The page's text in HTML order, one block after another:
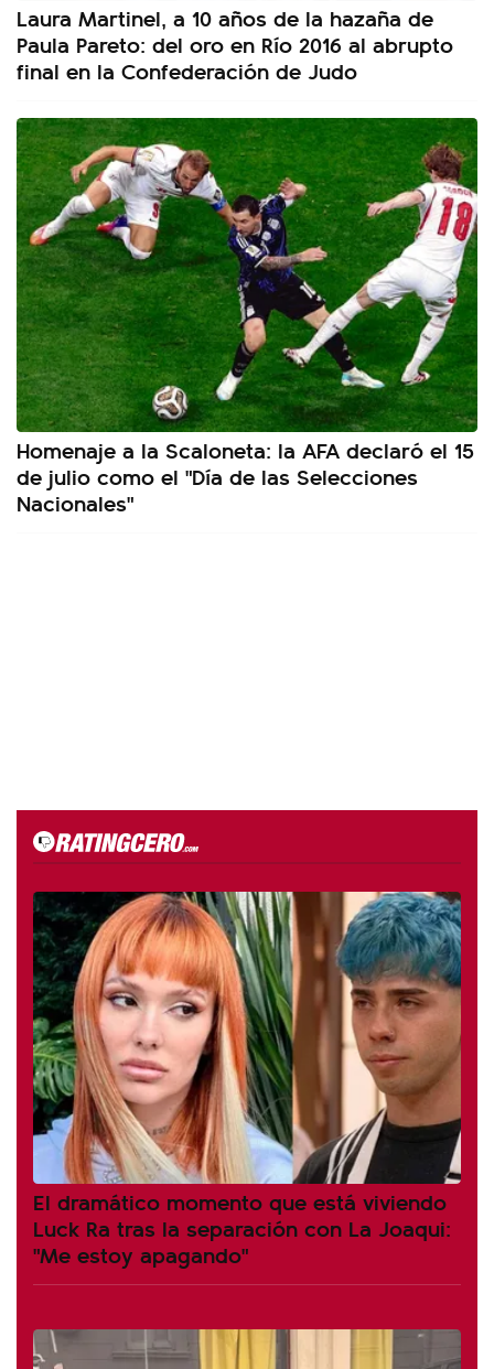
Laura Martinel, a 10 años de la hazaña de
Paula Pareto: del oro en Río 2016 al abrupto
final en la Confederación de Judo
Homenaje a la Scaloneta: la AFA declaró el 15
de julio como el "Día de las Selecciones
Nacionales"
El dramático momento que está viviendo
Luck Ra tras la separación con La Joaqui:
"Me estoy apagando"